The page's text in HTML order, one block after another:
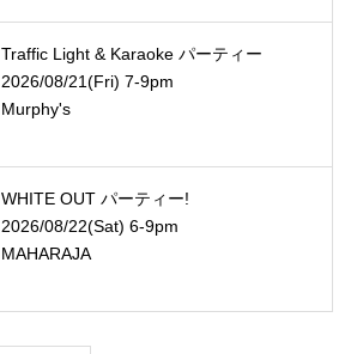
Traffic Light & Karaoke パーティー
2026/08/21(Fri) 7-9pm
Murphy's
WHITE OUT パーティー!
2026/08/22(Sat) 6-9pm
MAHARAJA